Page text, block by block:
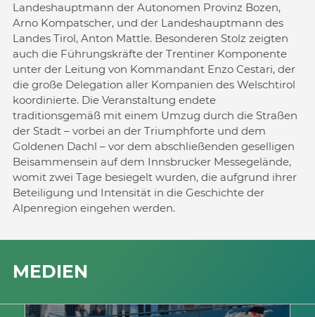
Landeshauptmann der Autonomen Provinz Bozen,
Arno Kompatscher, und der Landeshauptmann des
Landes Tirol, Anton Mattle. Besonderen Stolz zeigten
auch die Führungskräfte der Trentiner Komponente
unter der Leitung von Kommandant Enzo Cestari, der
die große Delegation aller Kompanien des Welschtirol
koordinierte. Die Veranstaltung endete
traditionsgemäß mit einem Umzug durch die Straßen
der Stadt – vorbei an der Triumphforte und dem
Goldenen Dachl – vor dem abschließenden geselligen
Beisammensein auf dem Innsbrucker Messegelände,
womit zwei Tage besiegelt wurden, die aufgrund ihrer
Beteiligung und Intensität in die Geschichte der
Alpenregion eingehen werden.
MEDIEN